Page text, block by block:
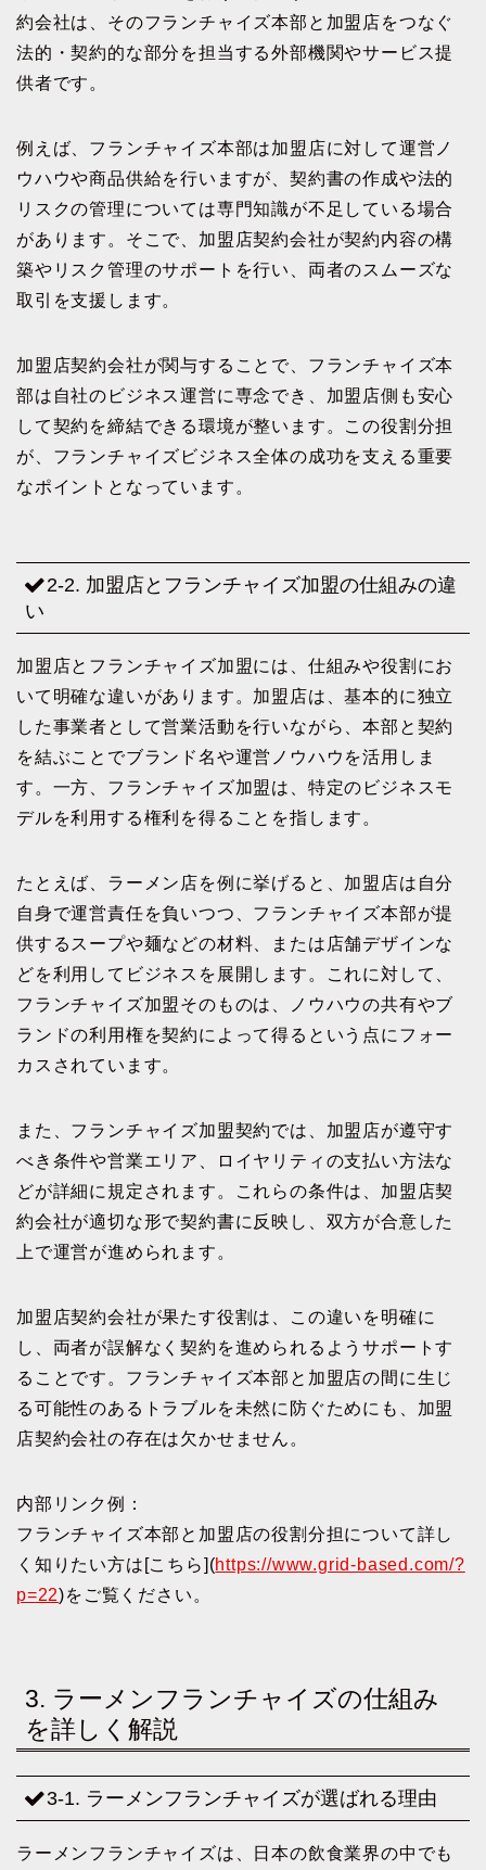
約会社は、そのフランチャイズ本部と加盟店をつなぐ
法的・契約的な部分を担当する外部機関やサービス提
供者です。
例えば、フランチャイズ本部は加盟店に対して運営ノ
ウハウや商品供給を行いますが、契約書の作成や法的
リスクの管理については専門知識が不足している場合
があります。そこで、加盟店契約会社が契約内容の構
築やリスク管理のサポートを行い、両者のスムーズな
取引を支援します。
加盟店契約会社が関与することで、フランチャイズ本
部は自社のビジネス運営に専念でき、加盟店側も安心
して契約を締結できる環境が整います。この役割分担
が、フランチャイズビジネス全体の成功を支える重要
なポイントとなっています。
2-2. 加盟店とフランチャイズ加盟の仕組みの違
い
加盟店とフランチャイズ加盟には、仕組みや役割にお
いて明確な違いがあります。加盟店は、基本的に独立
した事業者として営業活動を行いながら、本部と契約
を結ぶことでブランド名や運営ノウハウを活用しま
す。一方、フランチャイズ加盟は、特定のビジネスモ
デルを利用する権利を得ることを指します。
たとえば、ラーメン店を例に挙げると、加盟店は自分
自身で運営責任を負いつつ、フランチャイズ本部が提
供するスープや麺などの材料、または店舗デザインな
どを利用してビジネスを展開します。これに対して、
フランチャイズ加盟そのものは、ノウハウの共有やブ
ランドの利用権を契約によって得るという点にフォー
カスされています。
また、フランチャイズ加盟契約では、加盟店が遵守す
べき条件や営業エリア、ロイヤリティの支払い方法な
どが詳細に規定されます。これらの条件は、加盟店契
約会社が適切な形で契約書に反映し、双方が合意した
上で運営が進められます。
加盟店契約会社が果たす役割は、この違いを明確に
し、両者が誤解なく契約を進められるようサポートす
ることです。フランチャイズ本部と加盟店の間に生じ
る可能性のあるトラブルを未然に防ぐためにも、加盟
店契約会社の存在は欠かせません。
内部リンク例：
フランチャイズ本部と加盟店の役割分担について詳し
く知りたい方は[こちら](https://www.grid-based.com/?
p=22)をご覧ください。
3. ラーメンフランチャイズの仕組み
を詳しく解説
3-1. ラーメンフランチャイズが選ばれる理由
ラーメンフランチャイズは、日本の飲食業界の中でも